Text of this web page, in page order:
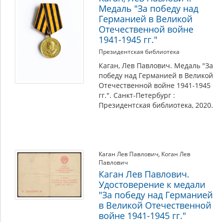
Медаль "За победу над
Германией в Великой
Отечественной войне
1941-1945 гг."
Президентская библиотека
Каган, Лев Павлович. Медаль "За
победу над Германией в Великой
Отечественной войне 1941-1945
гг.". Санкт-Петербург :
Президентская библиотека, 2020.
Каган Лев Павлович, Коган Лев
Павлович
Каган Лев Павлович.
Удостоверение к медали
"За победу над Германией
в Великой Отечественной
войне 1941-1945 гг."